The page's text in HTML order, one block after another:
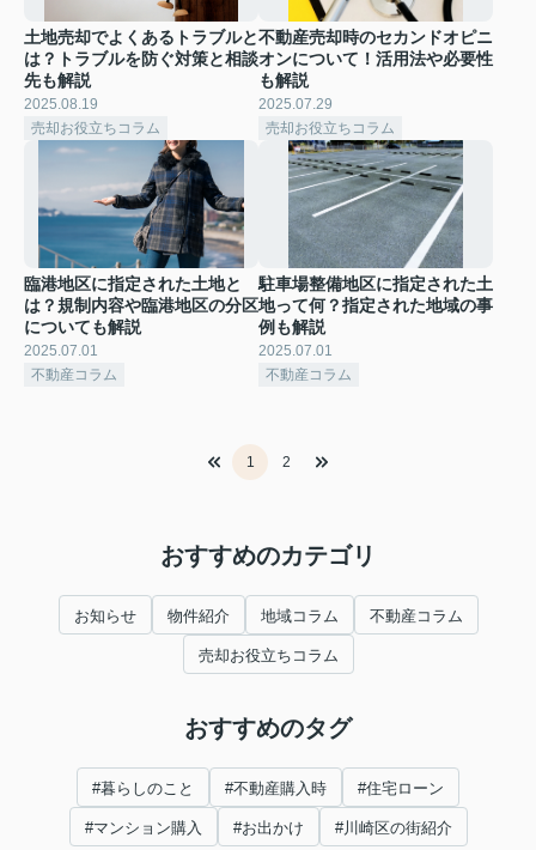
土地売却でよくあるトラブルと
は？トラブルを防ぐ対策と相談
先も解説
2025.08.19
売却お役立ちコラム
不動産売却時のセカンドオピニ
オンについて！活用法や必要性
も解説
2025.07.29
売却お役立ちコラム
臨港地区に指定された土地と
は？規制内容や臨港地区の分区
についても解説
2025.07.01
不動産コラム
駐車場整備地区に指定された土
地って何？指定された地域の事
例も解説
2025.07.01
不動産コラム
1 2
おすすめのカテゴリ
お知らせ 物件紹介 地域コラム 不動産コラム
売却お役立ちコラム
おすすめのタグ
#暮らしのこと #不動産購入時 #住宅ローン
#マンション購入 #お出かけ #川崎区の街紹介